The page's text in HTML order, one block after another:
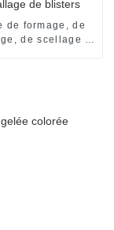
de formage, de
de scellage et